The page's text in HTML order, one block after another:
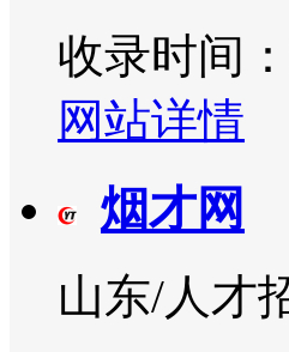
收录时间
网站详情
烟才网
山东/人才